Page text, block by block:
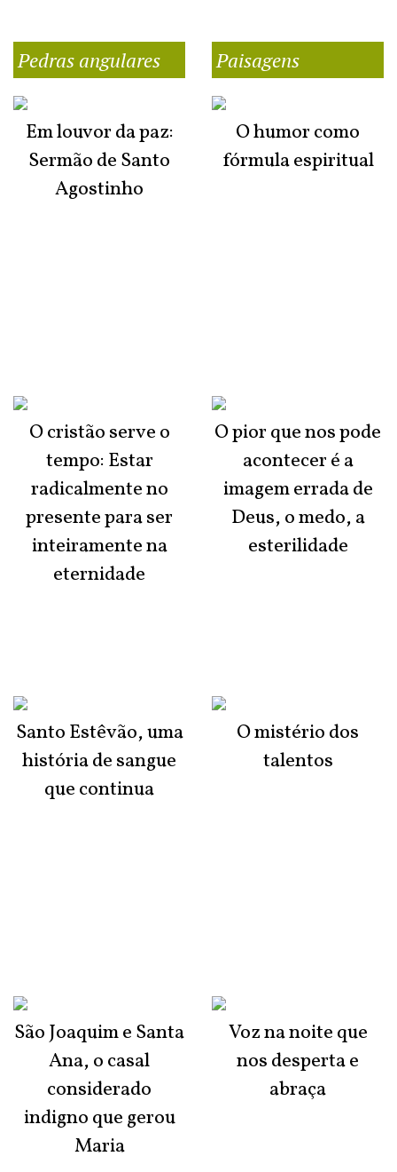
Pedras angulares
Em louvor da paz:
Sermão de Santo
Agostinho
O cristão serve o
tempo: Estar
radicalmente no
presente para ser
inteiramente na
eternidade
Santo Estêvão, uma
história de sangue
que continua
São Joaquim e Santa
Ana, o casal
considerado
indigno que gerou
Maria
Paisagens
O humor como
fórmula espiritual
O pior que nos pode
acontecer é a
imagem errada de
Deus, o medo, a
esterilidade
O mistério dos
talentos
Voz na noite que
nos desperta e
abraça